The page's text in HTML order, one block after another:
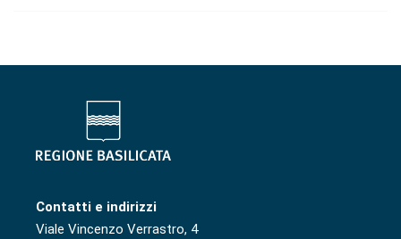
Contatti e indirizzi
Viale Vincenzo Verrastro, 4